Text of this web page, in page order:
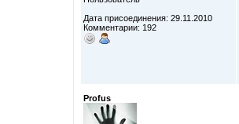
Дата присоединения: 29.11.2010
Комментарии: 192
Profus